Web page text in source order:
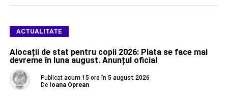
ACTUALITATE
Alocații de stat pentru copii 2026: Plata se face mai
devreme în luna august. Anunțul oficial
Publicat acum 15 ore în 5 august 2026
De Ioana Oprean